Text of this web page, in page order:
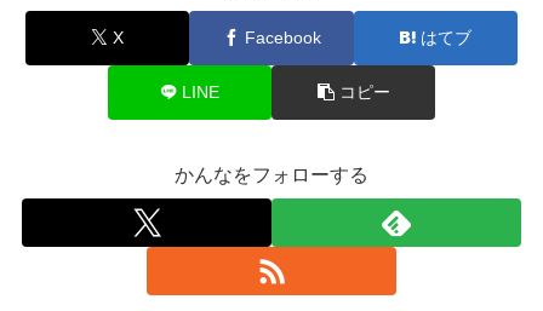
X Facebook はてブ
LINE コピー
かんなをフォローする